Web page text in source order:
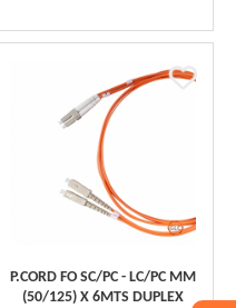
P.CORD FO SC/PC - LC/PC MM
(50/125) X 6MTS DUPLEX